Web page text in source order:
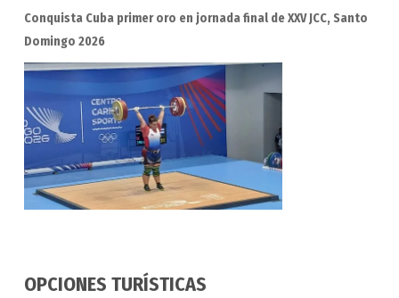
Conquista Cuba primer oro en jornada final de XXV JCC, Santo
Domingo 2026
OPCIONES TURÍSTICAS